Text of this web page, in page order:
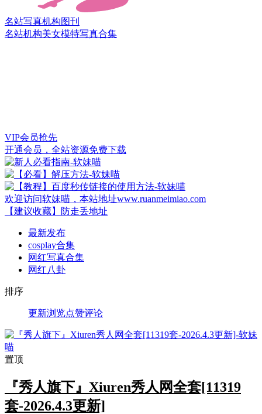
名站写真机构图刊
名站机构美女模特写真合集
VIP会员抢先
开通会员，全站资源免费下载
欢迎访问软妹喵，本站地址www.ruanmeimiao.com
【建议收藏】防走丢地址
最新发布
cosplay合集
网红写真合集
网红八卦
排序
更新浏览点赞评论
置顶
『秀人旗下』Xiuren秀人网全套[11319
套-2026.4.3更新]